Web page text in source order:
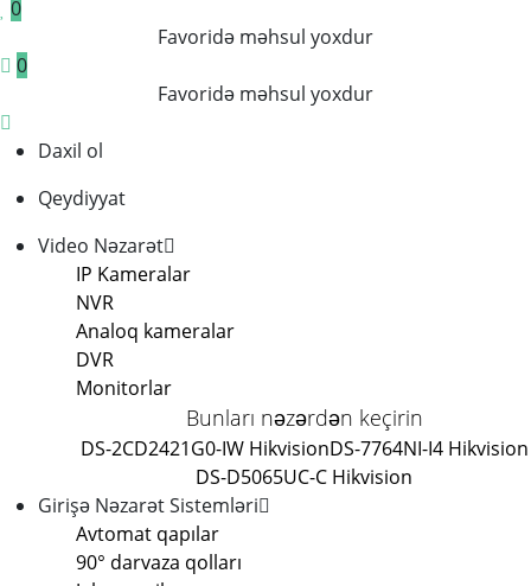
0
Favoridə məhsul yoxdur
0
Favoridə məhsul yoxdur
Daxil ol
Qeydiyyat
Video Nəzarət
IP Kameralar
NVR
Analoq kameralar
DVR
Monitorlar
Bunları nəzərdən keçirin
DS-2CD2421G0-IW HikvisionDS-7764NI-I4 Hikvision
DS-D5065UC-C Hikvision
Girişə Nəzarət Sistemləri
Avtomat qapılar
90° darvaza qolları